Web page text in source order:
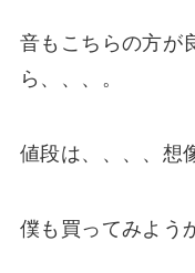
音もこちらの方が
ら、、、。
値段は、、、、想
僕も買ってみよう